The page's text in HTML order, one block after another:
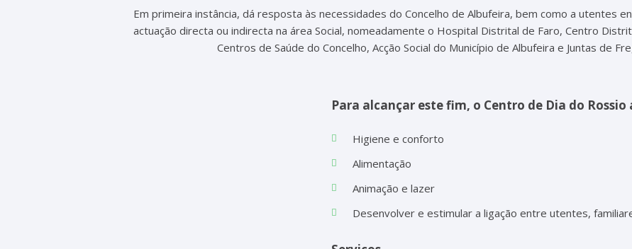
Em primeira instância, dá resposta às necessidades do Concelho de Albufeira, bem como a utentes
actuação directa ou indirecta na área Social, nomeadamente o Hospital Distrital de Faro, Centro
Centros de Saúde do Concelho, Acção Social do Município de Albufeira e Juntas de
Para alcançar este fim, o Centro de Dia do Rossio
Higiene e conforto
Alimentação
Animação e lazer
Desenvolver e estimular a ligação entre utentes,